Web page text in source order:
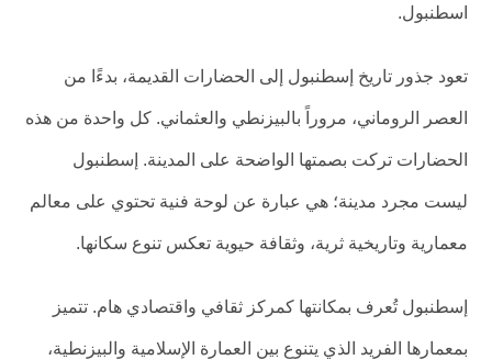
اسطنبول.
تعود جذور تاريخ إسطنبول إلى الحضارات القديمة، بدءًا من
العصر الروماني، مروراً بالبيزنطي والعثماني. كل واحدة من هذه
الحضارات تركت بصمتها الواضحة على المدينة. إسطنبول
ليست مجرد مدينة؛ هي عبارة عن لوحة فنية تحتوي على معالم
معمارية وتاريخية ثرية، وثقافة حيوية تعكس تنوع سكانها.
إسطنبول تُعرف بمكانتها كمركز ثقافي واقتصادي هام. تتميز
بمعمارها الفريد الذي يتنوع بين العمارة الإسلامية والبيزنطية،